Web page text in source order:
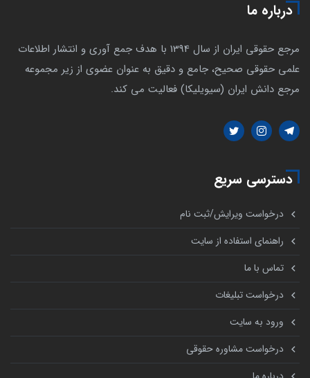
درباره ما
مرجع حقوقی ایران از سال 1394 با هدف جمع آوری و انتشار اطلاعات
علمی حقوقی صحیح، جامع و دقیق به عنوان عضوی از زیر مجموعه
مرجع دانش ایران (سیویلیکا) فعالیت می کند.
دسترسی سریع
درخواست ویرایش/ثبت نام
راهنمای استفاده از سایت
تماس با ما
درخواست تبلیغات
ورود به سایت
درخواست مشاوره حقوقی